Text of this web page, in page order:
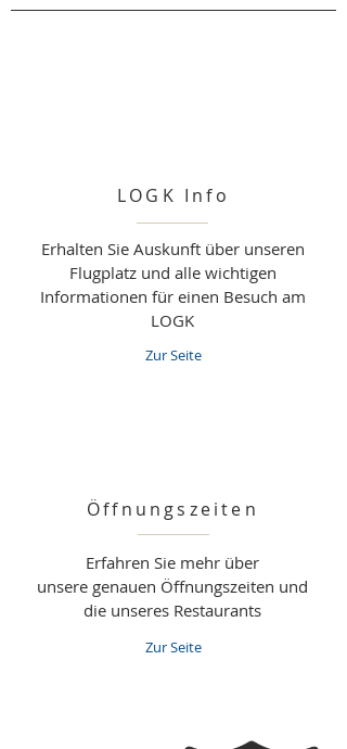
LOGK Info
Erhalten Sie Auskunft über unseren
Flugplatz und alle wichtigen
Informationen für einen Besuch am
LOGK
Zur Seite
Öffnungszeiten
Erfahren Sie mehr über
unsere genauen Öffnungszeiten und
die unseres Restaurants
Zur Seite